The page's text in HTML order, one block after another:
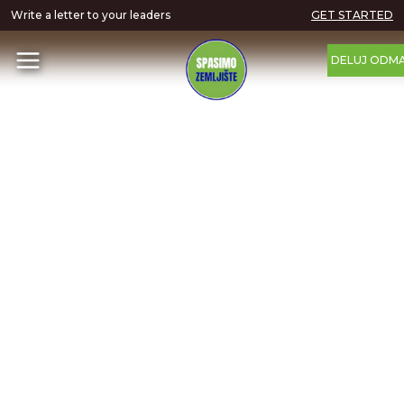
Write a letter to your leaders GET STARTED
DELUJ